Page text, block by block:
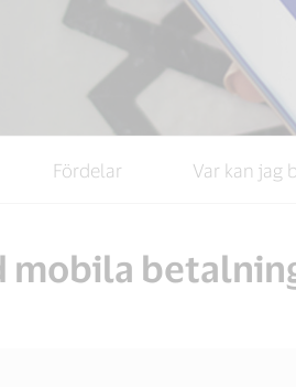
Fördelar Var kan jag
mobila